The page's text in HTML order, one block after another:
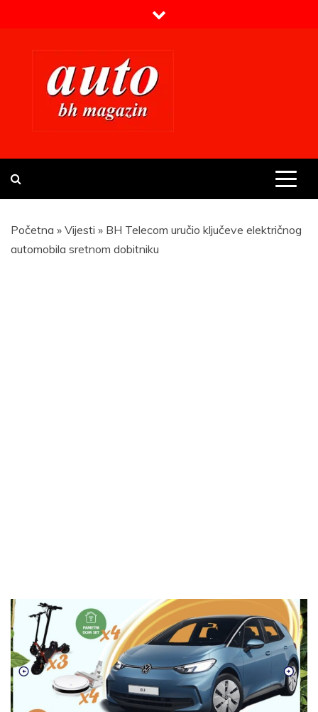
Prvi BH auto magazin
Početna » Vijesti » BH Telecom uručio ključeve električnog
automobila sretnom dobitniku